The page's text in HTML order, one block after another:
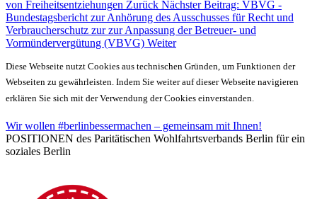
von Freiheitsentziehungen Zurück Nächster Beitrag: VBVG -
Bundestagsbericht zur Anhörung des Ausschusses für Recht und
Verbraucherschutz zur zur Anpassung der Betreuer- und
Vormündervergütung (VBVG) Weiter
Diese Webseite nutzt Cookies aus technischen Gründen, um Funktionen der
Webseiten zu gewährleisten. Indem Sie weiter auf dieser Webseite navigieren
erklären Sie sich mit der Verwendung der Cookies einverstanden.
Wir wollen #berlinbessermachen – gemeinsam mit Ihnen!
POSITIONEN des Paritätischen Wohlfahrtsverbands Berlin für ein
soziales Berlin